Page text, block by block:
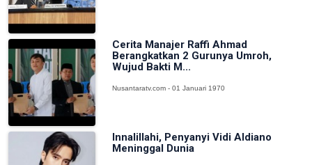
Cerita Manajer Raffi Ahmad
Berangkatkan 2 Gurunya Umroh,
Wujud Bakti M...
Nusantaratv.com - 01 Januari 1970
Innalillahi, Penyanyi Vidi Aldiano
Meninggal Dunia